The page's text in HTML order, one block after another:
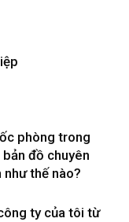
phòng trong
đồ chuyên
thế nào?
ty của tôi từ